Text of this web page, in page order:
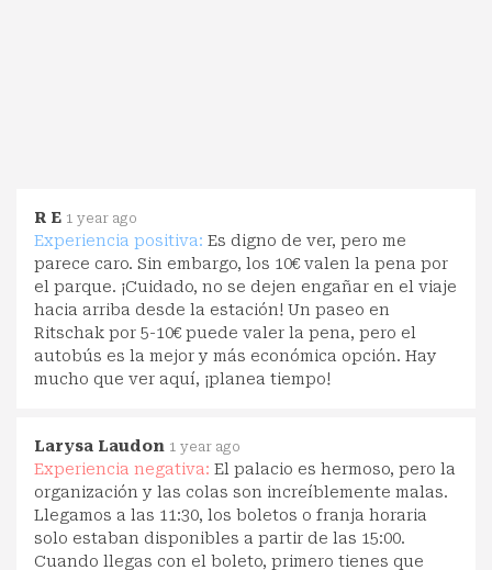
R E 1 year ago
Experiencia positiva: Es digno de ver, pero me
parece caro. Sin embargo, los 10€ valen la pena por
el parque. ¡Cuidado, no se dejen engañar en el viaje
hacia arriba desde la estación! Un paseo en
Ritschak por 5-10€ puede valer la pena, pero el
autobús es la mejor y más económica opción. Hay
mucho que ver aquí, ¡planea tiempo!
Larysa Laudon 1 year ago
Experiencia negativa: El palacio es hermoso, pero la
organización y las colas son increíblemente malas.
Llegamos a las 11:30, los boletos o franja horaria
solo estaban disponibles a partir de las 15:00.
Cuando llegas con el boleto, primero tienes que